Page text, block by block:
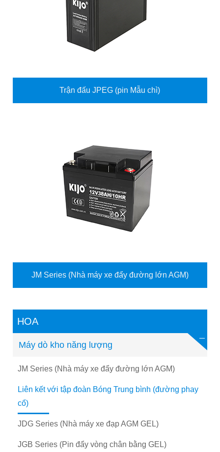
Trận đấu JPEG (pin Mẫu chì)
JM Series (Nhà máy xe đẩy đường lớn AGM)
HOA
Máy dò kho năng lượng
JM Series (Nhà máy xe đẩy đường lớn AGM)
Liên kết với tập đoàn Bóng Trung bình (đường phay
cổ)
JDG Series (Nhà máy xe đạp AGM GEL)
JGB Series (Pin đẩy vòng chân bằng GEL)